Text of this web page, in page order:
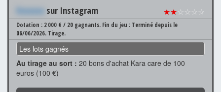
Xxxxxxx sur Instagram ★★☆☆☆☆
Dotation : 2 000 € / 20 gagnants. Fin du jeu : Terminé depuis le
06/06/2026. Tirage.
Les lots gagnés
Au tirage au sort : 20 bons d'achat Kara care de 100
euros (100 €)